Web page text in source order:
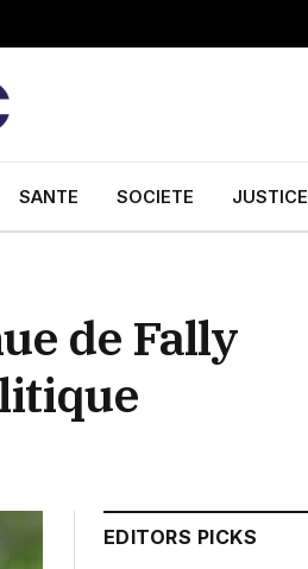
SANTE SOCIETE JUSTICE
de Fally
EDITORS PICKS